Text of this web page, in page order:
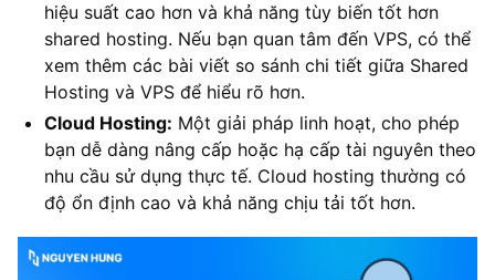
hiệu suất cao hơn và khả năng tùy biến tốt hơn
shared hosting. Nếu bạn quan tâm đến VPS, có thể
xem thêm các bài viết so sánh chi tiết giữa Shared
Hosting và VPS để hiểu rõ hơn.
Cloud Hosting: Một giải pháp linh hoạt, cho phép
bạn dễ dàng nâng cấp hoặc hạ cấp tài nguyên theo
nhu cầu sử dụng thực tế. Cloud hosting thường có
độ ổn định cao và khả năng chịu tải tốt hơn.